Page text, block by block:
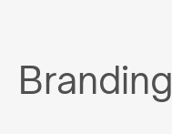
Branding